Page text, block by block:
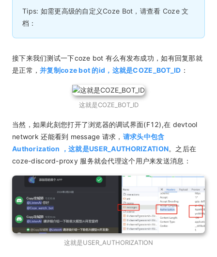
Tips: 如需更高级的自定义Coze Bot，请查看 Coze 文
档：
接下来我们测试一下coze bot 有么有发布成功，如有回复那就
是正常，并复制coze bot 的id，这就是COZE_BOT_ID ：
这就是COZE_BOT_ID
当然，如果此刻您打开了浏览器的调试界面(F12),在 devtool
network 还能看到 message 请求， 请求头中包含
Authorization ，这就是USER_AUTHORIZATION。之后在
coze-discord-proxy 服务就会代理这个用户来发送消息：
这就是USER_AUTHORIZATION